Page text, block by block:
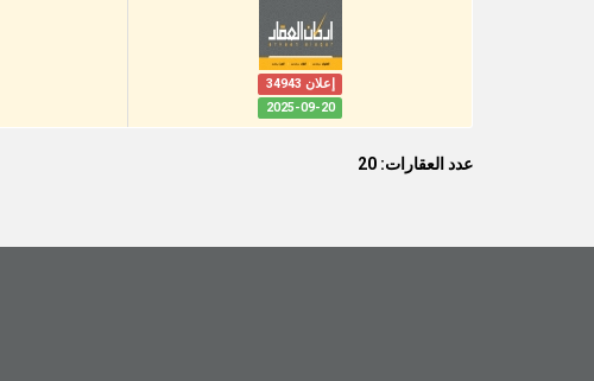
إعلان 34943
2025-09-20
عدد العقارات: 20